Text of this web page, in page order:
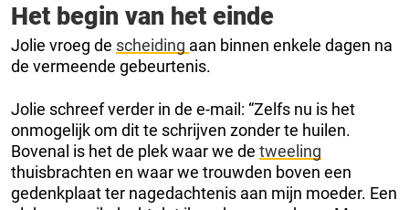
Het begin van het einde
Jolie vroeg de scheiding aan binnen enkele dagen na
de vermeende gebeurtenis.
Jolie schreef verder in de e-mail: “Zelfs nu is het
onmogelijk om dit te schrijven zonder te huilen.
Bovenal is het de plek waar we de tweeling
thuisbrachten en waar we trouwden boven een
gedenkplaat ter nagedachtenis aan mijn moeder. Een